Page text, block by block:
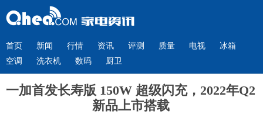
首页 新闻 行情 资讯 评测 质量 电视
冰箱
空调
洗衣机 数码 厨卫
一加首发长寿版 150W 超级闪充，2022年Q2
新品上市搭载